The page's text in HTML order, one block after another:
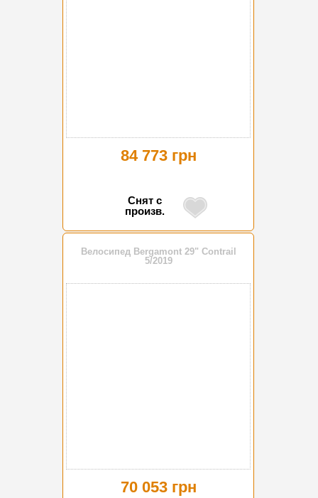
84 773 грн
Снят с
произв.
Велосипед Bergamont 29" Contrail
5/2019
70 053 грн